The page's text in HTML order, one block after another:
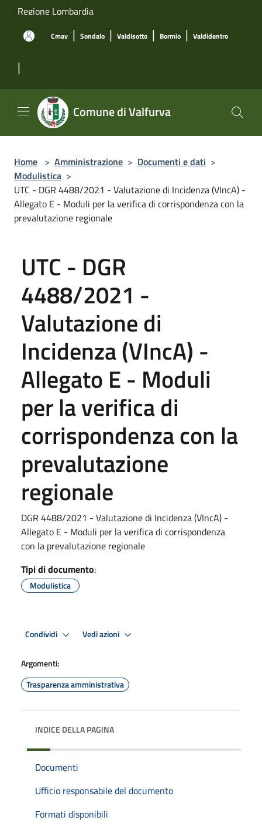
Salta al contenuto principale
Regione Lombardia
Cmav | Sondalo | Valdisotto | Bormio | Valdidentro
|
Comune di Valfurva
Home > Amministrazione > Documenti e dati >
Modulistica >
UTC - DGR 4488/2021 - Valutazione di Incidenza (VIncA) -
Allegato E - Moduli per la verifica di corrispondenza con la
prevalutazione regionale
UTC - DGR
4488/2021 -
Valutazione di
Incidenza (VIncA) -
Allegato E - Moduli
per la verifica di
corrispondenza con la
prevalutazione
regionale
DGR 4488/2021 - Valutazione di Incidenza (VIncA) -
Allegato E - Moduli per la verifica di corrispondenza
con la prevalutazione regionale
Tipi di documento:
Modulistica
Condividi Vedi azioni
Argomenti:
Trasparenza amministrativa
INDICE DELLA PAGINA
Documenti
Ufficio responsabile del documento
Formati disponibili